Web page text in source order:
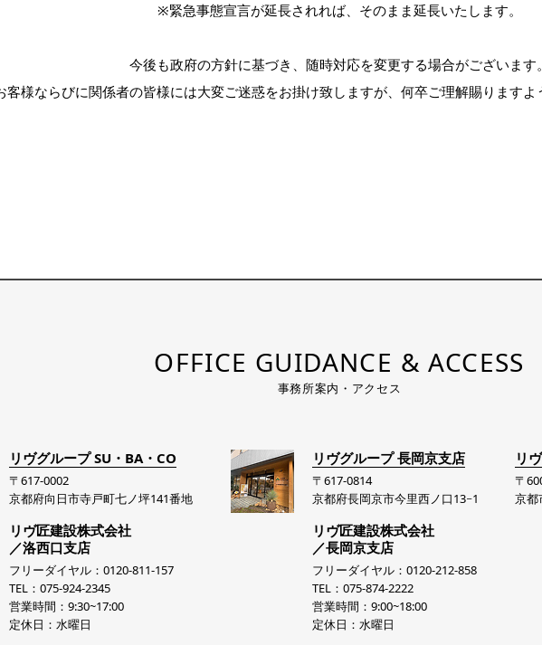
※緊急事態宣言が延長されれば、そのまま延長いたします。
今後も政府の方針に基づき、随時対応を変更する場合がございます。
客様ならびに関係者の皆様には大変ご迷惑をお掛け致しますが、何卒ご理解賜りますよ
OFFICE GUIDANCE & ACCESS
事務所案内・アクセス
リヴグループ SU・BA・CO
〒617-0002
京都府向日市寺戸町七ノ坪141番地
リヴ匠建設株式会社
／洛西口支店
フリーダイヤル：0120-811-157
TEL：075-924-2345
営業時間：9:30~17:00
定休日：水曜日
リヴグループ 長岡京支店
〒617-0814
京都府長岡京市今里西ノ口13−1
リヴ匠建設株式会社
／長岡京支店
フリーダイヤル：0120-212-858
TEL：075-874-2222
営業時間：9:00~18:00
定休日：水曜日
リ
〒
京都